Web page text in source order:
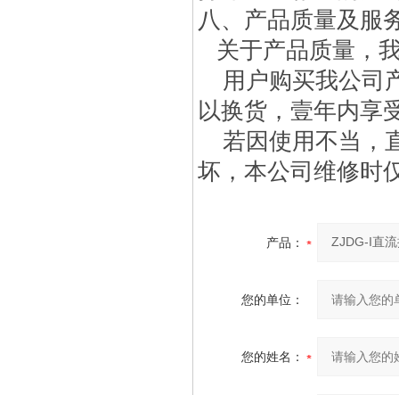
八、产品质量及服
关于产品质量，
用户购买我公司
以换货，壹年内享
若因使用不当，
坏，本公司维修时
产品：
您的单位：
您的姓名：